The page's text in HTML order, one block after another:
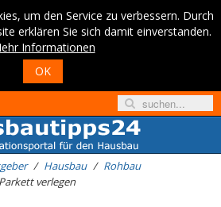
um den Service zu verbessern. Durch
erklären Sie sich damit einverstanden.
Informationen
OK
Hausbau
Rohbau
Parkett verlegen